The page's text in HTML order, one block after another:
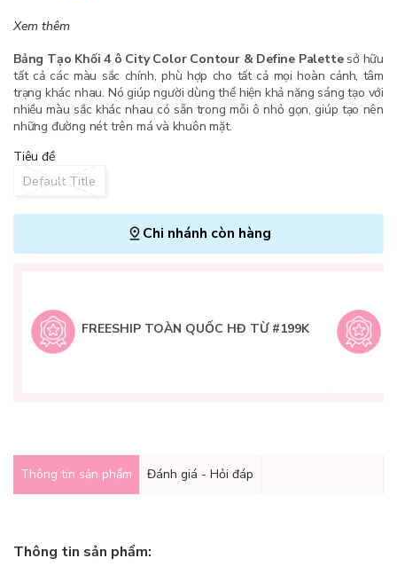
Xem thêm
Bảng Tạo Khối 4 ô City Color Contour & Define Palette sở hữu
tất cả các màu sắc chính, phù hợp cho tất cả mọi hoàn cảnh, tâm
trạng khác nhau. Nó giúp người dùng thể hiện khả năng sáng tạo với
nhiều màu sắc khác nhau có sẵn trong mỗi ô nhỏ gọn, giúp tạo nên
những đường nét trên má và khuôn mặt.
Tiêu đề
Default Title
Chi nhánh còn hàng
FREESHIP TOÀN QUỐC HĐ TỪ #199K
Thông tin sản phẩm Đánh giá - Hỏi đáp
Thông tin sản phẩm: